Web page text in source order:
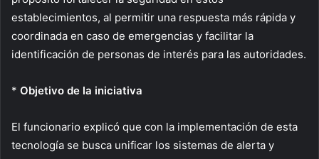
establecimientos, al permitir una respuesta más rápida y
coordinada en caso de emergencias y facilitar la
identificación de personas de interés para las autoridades.
* Objetivo de la iniciativa
El funcionario explicó que con la implementación de esta
tecnología se busca unificar los sistemas de alerta y